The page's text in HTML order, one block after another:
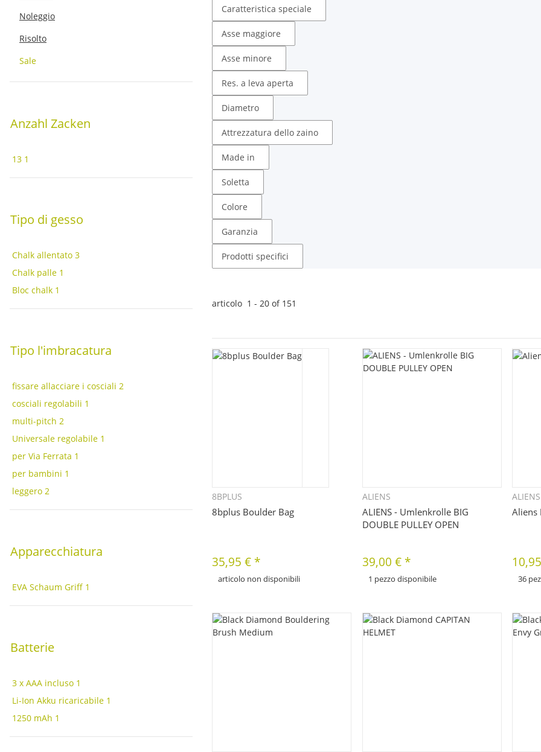
Caratteristica speciale
Asse maggiore
Asse minore
Res. a leva aperta
Diametro
Attrezzatura dello zaino
Made in
Soletta
Colore
Garanzia
Prodotti specifici
articolo 1 - 20 of 151
8BPLUS
8bplus Boulder Bag
35,95 € *
articolo non disponibili
ALIENS
ALIENS - Umlenkrolle BIG
DOUBLE PULLEY OPEN
39,00 € *
1 pezzo disponibile
ALIENS
Aliens
36
Noleggio
Risolto
Sale
Anzahl Zacken
13 1
Tipo di gesso
Chalk allentato 3
Chalk palle 1
Bloc chalk 1
Tipo l'imbracatura
fissare allacciare i cosciali 2
cosciali regolabili 1
multi-pitch 2
Universale regolabile 1
per Via Ferrata 1
per bambini 1
leggero 2
Apparecchiatura
EVA Schaum Griff 1
Batterie
3 x AAA incluso 1
Li-Ion Akku ricaricabile 1
1250 mAh 1